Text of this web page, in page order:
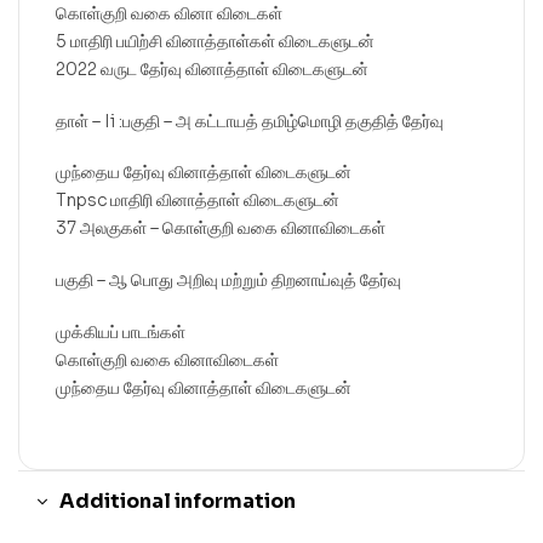
கொள்குறி வகை வினா விடைகள்
5 மாதிரி பயிற்சி வினாத்தாள்கள் விடைகளுடன்
2022 வருட தேர்வு வினாத்தாள் விடைகளுடன்
தாள் – Ii :பகுதி – அ கட்டாயத் தமிழ்மொழி தகுதித் தேர்வு
முந்தைய தேர்வு வினாத்தாள் விடைகளுடன்
Tnpsc மாதிரி வினாத்தாள் விடைகளுடன்
37 அலகுகள் – கொள்குறி வகை வினாவிடைகள்
பகுதி – ஆ பொது அறிவு மற்றும் திறனாய்வுத் தேர்வு
முக்கியப் பாடங்கள்
கொள்குறி வகை வினாவிடைகள்
முந்தைய தேர்வு வினாத்தாள் விடைகளுடன்
Additional information